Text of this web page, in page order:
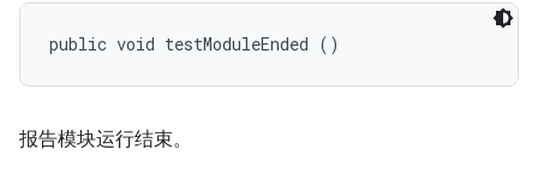
public void testModuleEnded ()
报告模块运行结束。